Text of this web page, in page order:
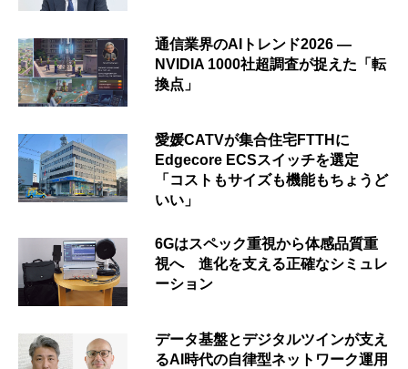
通信業界のAIトレンド2026 ―
NVIDIA 1000社超調査が捉えた「転
換点」
愛媛CATVが集合住宅FTTHに
Edgecore ECSスイッチを選定
「コストもサイズも機能もちょうど
いい」
6Gはスペック重視から体感品質重
視へ 進化を支える正確なシミュレ
ーション
データ基盤とデジタルツインが支え
るAI時代の自律型ネットワーク運用